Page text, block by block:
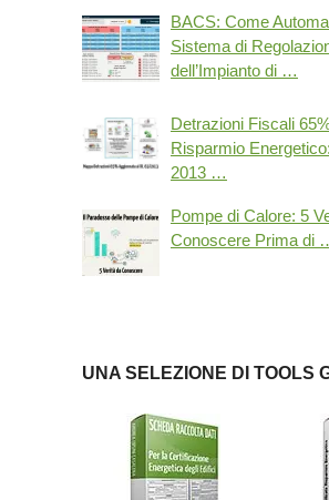
BACS: Come
Sistema di
dell’Impianto di …
Detrazioni Fiscali
Risparmio
2013 …
Pompe di Calore: 5
Conoscere Prima di
UNA SELEZIONE DI TOOLS